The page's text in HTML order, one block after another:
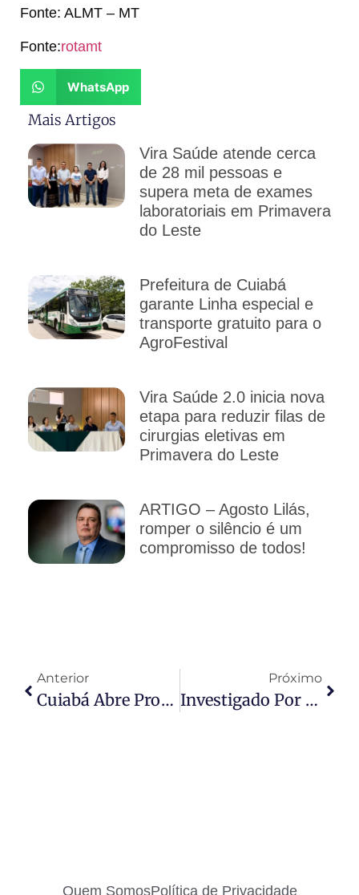
Fonte: ALMT – MT
Fonte:rotamt
WhatsApp
Mais Artigos
Vira Saúde atende cerca
de 28 mil pessoas e
supera meta de exames
laboratoriais em Primavera
do Leste
Prefeitura de Cuiabá
garante Linha especial e
transporte gratuito para o
AgroFestival
Vira Saúde 2.0 inicia nova
etapa para reduzir filas de
cirurgias eletivas em
Primavera do Leste
ARTIGO – Agosto Lilás,
romper o silêncio é um
compromisso de todos!
Anterior
Cuiabá Abre Processo Seletivo Simplificado Com Vagas Para Médicos, Dentistas, Engenheiros E Área Administrativa
Próximo
Investigado Por Homicídio No Maranhão É Preso Pela Polícia Civil Em Alto Taquari
Quem SomosPolítica de Privacidade